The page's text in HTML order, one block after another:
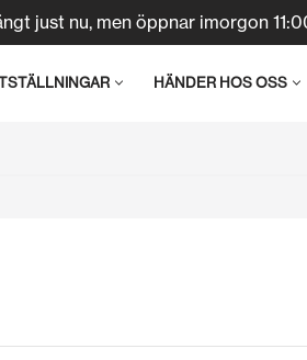
just nu, men öppnar imorgon
HÄNDER HOS OSS